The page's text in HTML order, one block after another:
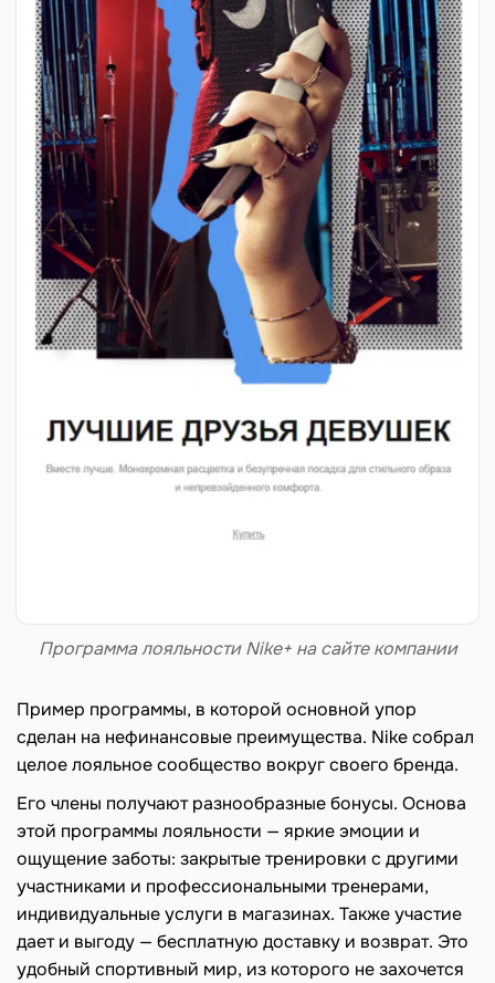
Программа лояльности Nike+ на сайте компании
Пример программы, в которой основной упор
сделан на нефинансовые преимущества. Nike собрал
целое лояльное сообщество вокруг своего бренда.
Его члены получают разнообразные бонусы. Основа
этой программы лояльности — яркие эмоции и
ощущение заботы: закрытые тренировки с другими
участниками и профессиональными тренерами,
индивидуальные услуги в магазинах. Также участие
дает и выгоду — бесплатную доставку и возврат. Это
удобный спортивный мир, из которого не захочется